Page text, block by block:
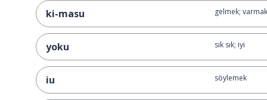
ki-masu gelmek; varmak
yoku sık sık; iyi
iu söylemek